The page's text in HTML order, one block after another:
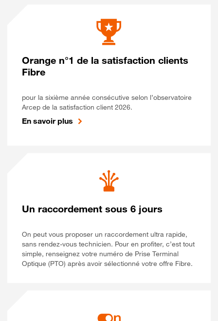
Orange n°1 de la satisfaction clients
Fibre
pour la sixième année consécutive selon l’observatoire
Arcep de la satisfaction client 2026.
En savoir plus
Un raccordement sous 6 jours
On peut vous proposer un raccordement ultra rapide,
sans rendez-vous technicien. Pour en profiter, c’est tout
simple, renseignez votre numéro de Prise Terminal
Optique (PTO) après avoir sélectionné votre offre Fibre.